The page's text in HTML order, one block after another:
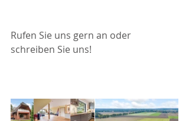
Rufen Sie uns gern an oder
schreiben Sie uns!